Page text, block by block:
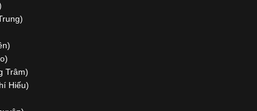
Trâm)
Hiếu)